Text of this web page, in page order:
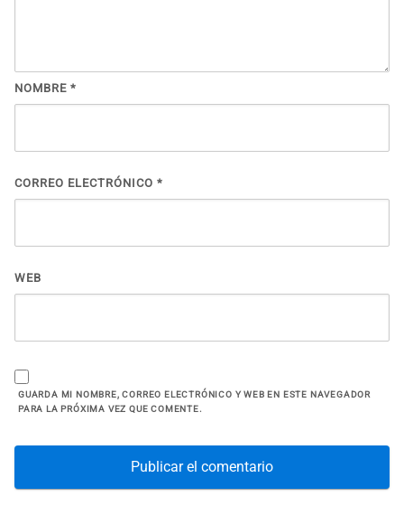
NOMBRE *
CORREO ELECTRÓNICO *
WEB
GUARDA MI NOMBRE, CORREO ELECTRÓNICO Y WEB EN ESTE NAVEGADOR
PARA LA PRÓXIMA VEZ QUE COMENTE.